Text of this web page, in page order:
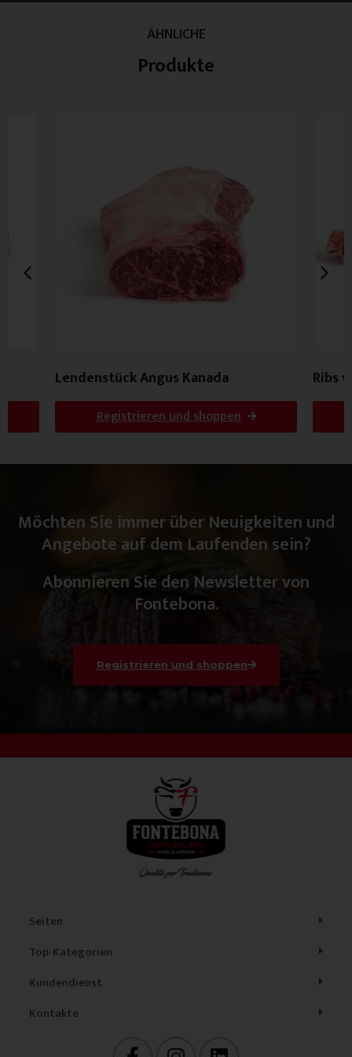
ÄHNLICHE
Produkte
Lendenstück Angus Kanada
Registrieren und shoppen
Ribs
Möchten Sie immer über Neuigkeiten und
Angebote auf dem Laufenden sein?
Abonnieren Sie den Newsletter von
Fontebona.
Registrieren und shoppen
Seiten
Top-Kategorien
Kundendienst
Kontakte
F I L